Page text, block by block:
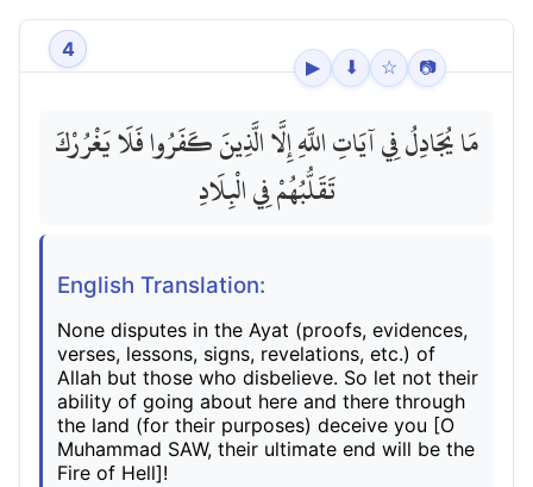
4
▶ ⬇ ☆ 📷
مَا يُجَادِلُ فِي آيَاتِ اللَّهِ إِلَّا الَّذِينَ كَفَرُوا فَلَا يَغْرُرْكَ
تَقَلُّبُهُمْ فِي الْبِلَادِ
English Translation:
None disputes in the Ayat (proofs, evidences,
verses, lessons, signs, revelations, etc.) of
Allah but those who disbelieve. So let not their
ability of going about here and there through
the land (for their purposes) deceive you [O
Muhammad SAW, their ultimate end will be the
Fire of Hell]!